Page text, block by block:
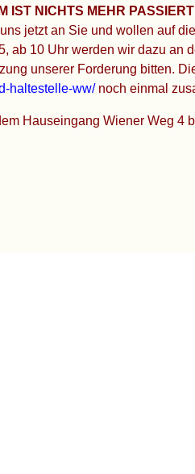
IST NICHTS MEHR
jetzt an Sie und wollen auf
ab 10 Uhr werden wir dazu an
unserer Forderung bitten.
haltestelle-ww/noch einmal
Hauseingang Wiener Weg 4